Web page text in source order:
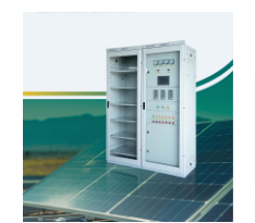
изоляцией